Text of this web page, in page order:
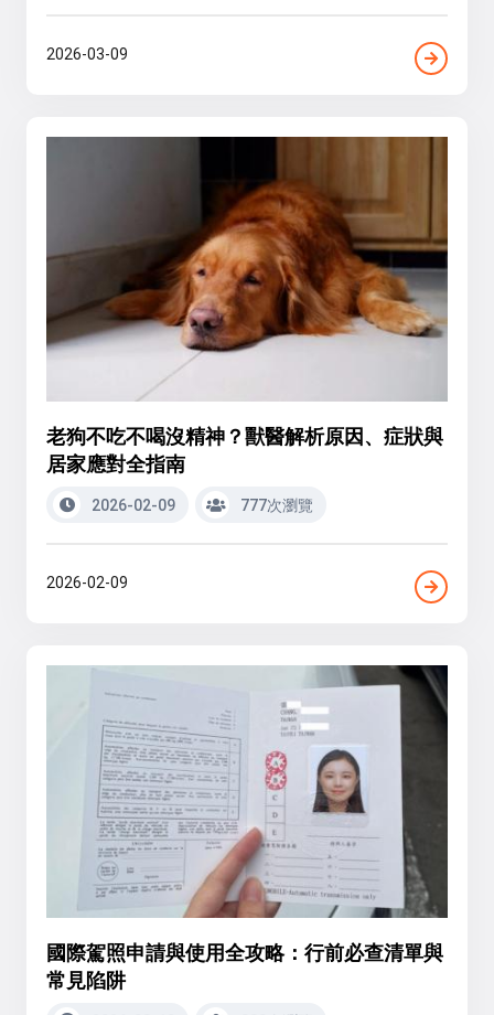
2026-03-09
老狗不吃不喝沒精神？獸醫解析原因、症狀與
居家應對全指南
2026-02-09 777次瀏覽
2026-02-09
國際駕照申請與使用全攻略：行前必查清單與
常見陷阱